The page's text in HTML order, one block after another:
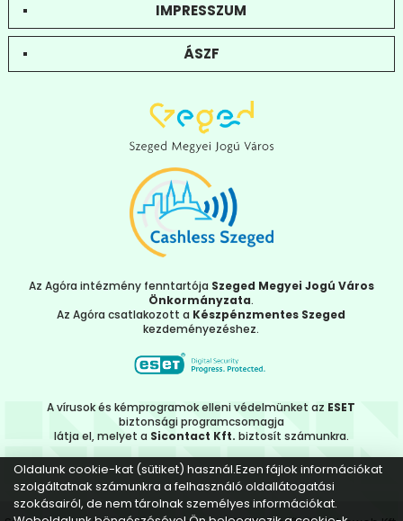
Oldalunk cookie-kat (sütiket) használ.Ezen fájlok információkat
szolgáltatnak számunkra a felhasználó oldallátogatási
szokásairól, de nem tárolnak személyes információkat.
IMPRESSZUM
ÁSZF
Az Agóra intézmény fenntartója Szeged Megyei Jogú Város
Önkormányzata.
Az Agóra csatlakozott a Készpénzmentes Szeged
kezdeményezéshez.
A vírusok és kémprogramok elleni védelmünket az ESET
biztonsági programcsomagja
látja el, melyet a Sicontact Kft. biztosít számunkra.